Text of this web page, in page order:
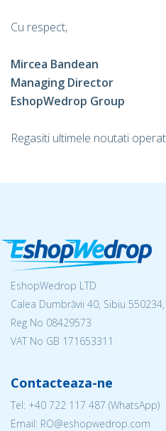
Cu respect,
Mircea Bandean
Managing Director
EshopWedrop Group
Regasiti ultimele noutati
EshopWedrop LTD
Calea Dumbrăvii 40, Sibiu
Reg No 08429573
VAT No GB 171653311
Contacteaza-ne
Tel: +40 722 117 487 (WhatsApp)
Email: RO@eshopwedrop.com